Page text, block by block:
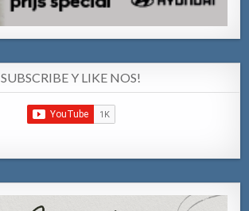
SUBSCRIBE Y LIKE NOS!